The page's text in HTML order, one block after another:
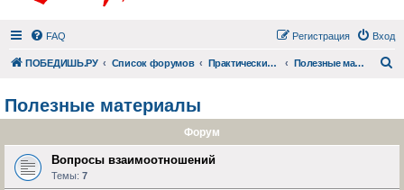
FAQ Вход
Регистрация
ПОБЕДИШЬ.РУ Список форумов Практический раздел Полезные материалы
Полезные материалы
Форум
Вопросы взаимоотношений
Темы: 7